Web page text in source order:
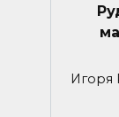
Игоря